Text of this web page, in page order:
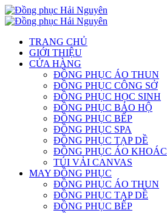
TRANG CHỦ
GIỚI THIỆU
CỬA HÀNG
ĐỒNG PHỤC ÁO THUN
ĐỒNG PHỤC CÔNG SỞ
ĐỒNG PHỤC HỌC SINH
ĐỒNG PHỤC BẢO HỘ
ĐỒNG PHỤC BẾP
ĐỒNG PHỤC SPA
ĐỒNG PHỤC TẠP DỀ
ĐỒNG PHỤC ÁO KHOÁC
TÚI VẢI CANVAS
MAY ĐỒNG PHỤC
ĐỒNG PHỤC ÁO THUN
ĐỒNG PHỤC TẠP DỀ
ĐỒNG PHỤC BẾP